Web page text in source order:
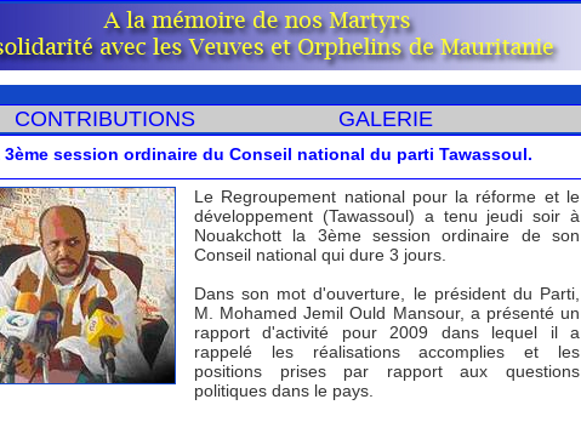
CONTRIBUTIONS GALERIE
3ème session ordinaire du Conseil national du parti Tawassoul.
Le Regroupement national pour la réforme et le
développement (Tawassoul) a tenu jeudi soir à
Nouakchott la 3ème session ordinaire de son
Conseil national qui dure 3 jours.
Dans son mot d'ouverture, le président du Parti,
M. Mohamed Jemil Ould Mansour, a présenté un
rapport d'activité pour 2009 dans lequel il a
rappelé les réalisations accomplies et les
positions prises par rapport aux questions
politiques dans le pays.